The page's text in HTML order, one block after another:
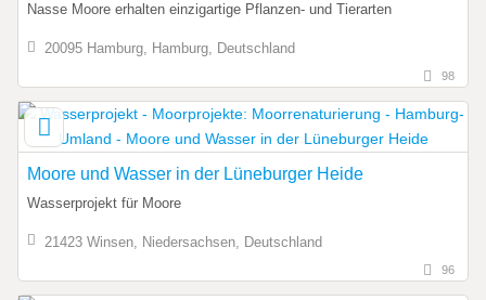
Nasse Moore erhalten einzigartige Pflanzen- und Tierarten
20095 Hamburg, Hamburg, Deutschland
98
Moore und Wasser in der Lüneburger Heide
Wasserprojekt für Moore
21423 Winsen, Niedersachsen, Deutschland
96